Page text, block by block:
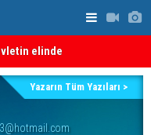
elinde
Yazarın Tüm Yazıları >